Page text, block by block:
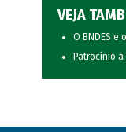
VEJA
O BNDES e
Patrocínio